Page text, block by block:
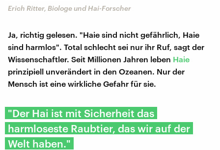
​​Erich Ritter, Biologe und Hai-Forscher
Ja, richtig gelesen. "Haie sind nicht gefährlich, Haie
sind harmlos". Total schlecht sei nur ihr Ruf, sagt der
Wissenschaftler. Seit Millionen Jahren leben Haie
prinzipiell unverändert in den Ozeanen. Nur der
Mensch ist eine wirkliche Gefahr für sie.
"Der Hai ist mit Sicherheit das
harmloseste Raubtier, das wir auf der
Welt haben."